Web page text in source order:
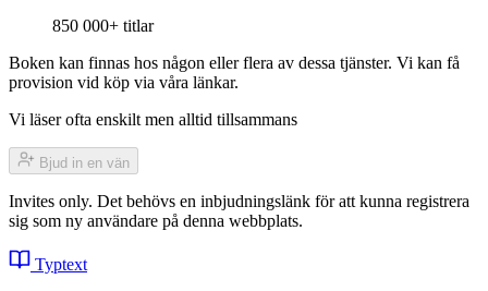
850 000+ titlar
Boken kan finnas hos någon eller flera av dessa tjänster. Vi kan få
provision vid köp via våra länkar.
Vi läser ofta enskilt men alltid tillsammans
Bjud in en vän
Invites only. Det behövs en inbjudningslänk för att kunna registrera
sig som ny användare på denna webbplats.
Typtext